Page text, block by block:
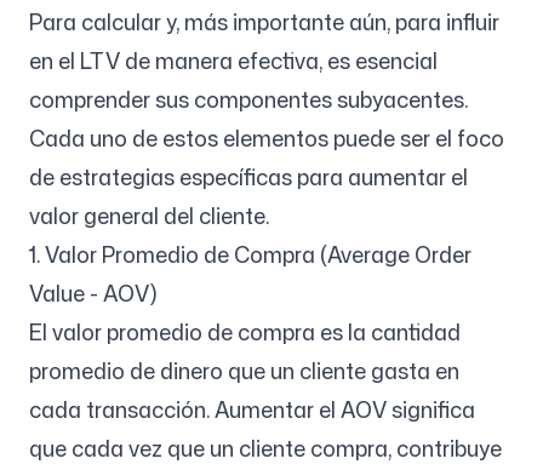
Para calcular y, más importante aún, para influir
en el LTV de manera efectiva, es esencial
comprender sus componentes subyacentes.
Cada uno de estos elementos puede ser el foco
de estrategias específicas para aumentar el
valor general del cliente.
1. Valor Promedio de Compra (Average Order
Value - AOV)
El valor promedio de compra es la cantidad
promedio de dinero que un cliente gasta en
cada transacción. Aumentar el AOV significa
que cada vez que un cliente compra, contribuye